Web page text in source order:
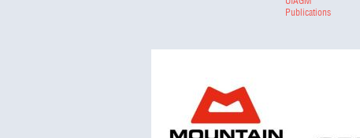
Publications